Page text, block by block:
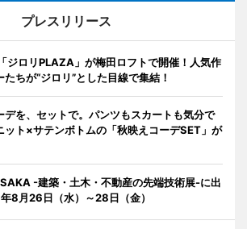
プレスリリース
ジロリPLAZA」が梅田ロフトで開催！人気作
ちが“ジロリ”とした目線で集結！
デを、セットで。パンツもスカートも気分で
ット×サテンボトムの「秋映えコーデSET」が
-建築・土木・不動産の先端技術展-に出
8月26日（水）～28日（金）